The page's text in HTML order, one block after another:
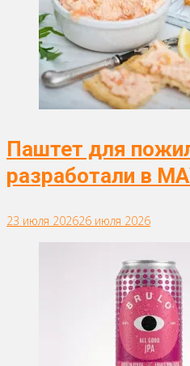
Паштет для
разработали в
23 июля 202626 июля 2026